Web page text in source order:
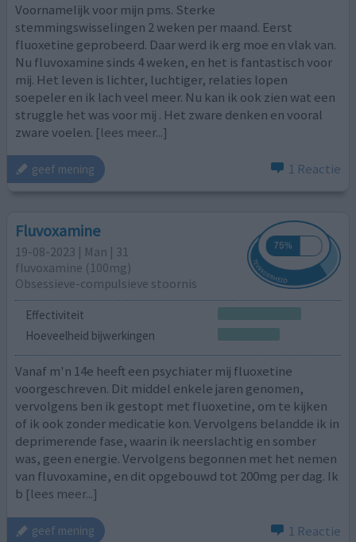
Voornamelijk voor mijn pms. Sterke
stemmingswisselingen 2 weken per maand. Eerst
fluoxetine geprobeerd. Daar werd ik erg moe en vlak van.
Nu fluvoxamine sinds 4 weken, en het is fantastisch voor
mij. Het leven is lichter, luchtiger, relaties lopen
soepeler en ik lach veel meer. Nu kan ik ook zien wat een
struggle het was voor mij . Het zware denken en vooral
zware voelen. [lees meer...]
geef mening 1 Reactie
Fluvoxamine
19-08-2023 | Man | 31
fluvoxamine (100mg)
Obsessieve-compulsieve stoornis
Effectiviteit
Hoeveelheid bijwerkingen
Vanaf m'n 14e heeft een psychiater mij fluoxetine
voorgeschreven. Dit middel enkele jaren genomen,
vervolgens ben ik gestopt met fluoxetine, om te kijken
of ik ook zonder medicatie kon. Vervolgens belandde ik in
deprimerende fase, waarin ik neerslachtig en somber
was, geen energie. Vervolgens begonnen met het nemen
van fluvoxamine, en dit opgebouwd tot 200mg per dag. Ik
b [lees meer...]
geef mening 1 Reactie